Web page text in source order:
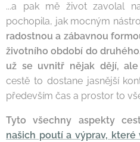
...a pak mě život zavolal
pochopila, jak mocným
radostnou a zábavnou
životního období do
už se uvnitř nějak dějí,
cestě to dostane jasnější
především čas a prostor to
Tyto všechny aspekty
našich poutí a výprav, které